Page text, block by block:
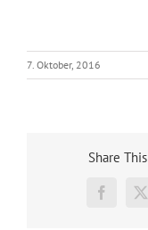
7. Oktober, 2016
Share
Facebook
X